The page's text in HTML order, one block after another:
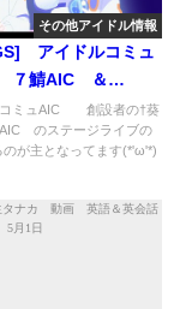
その他アイドル情報
アイドルコミュ
７鯖AIC∞＆
ブ
コミュAIC∞ 創設者の†葵
のステージライブの
のが主となってます(*'ω'*)